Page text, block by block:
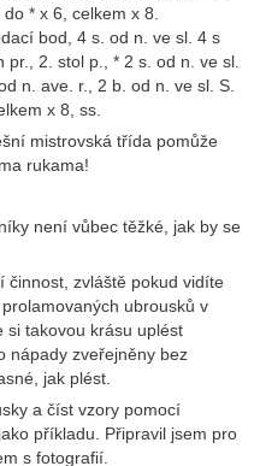
* x 6, celkem x 8.
bod, 4 s. od n. ve sl. 4 s
2. stol p., * 2 s. od n. ve sl.
n. ave. r., 2 b. od n. ve sl. S.
x 8, ss.
mistrovská třída pomůže
rukama!
není vůbec těžké, jak by se
činnost, zvláště pokud vidíte
ubrousků v
si takovou krásu uplést
nápady zveřejněny bez
jak plést.
a číst vzory pomocí
příkladu. Připravil jsem pro
s fotografií.